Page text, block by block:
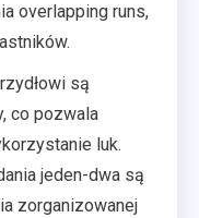
overlapping runs,
są
co pozwala
luk.
jeden-dwa są
zorganizowanej